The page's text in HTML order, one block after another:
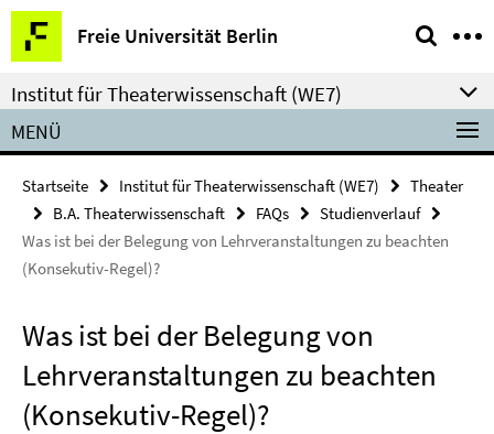
Springe
direkt
zu
Inhalt
Freie Universität Berlin
Service-
Navigation
Institut für Theaterwissenschaft (WE7)
MENÜ
Startseite Institut für Theaterwissenschaft (WE7)
Theater
B.A. Theaterwissenschaft
FAQs
Studienverlauf
Was ist bei der Belegung von Lehrveranstaltungen zu beachten
(Konsekutiv-Regel)?
Was ist bei der Belegung von
Lehrveranstaltungen zu beachten
(Konsekutiv-Regel)?